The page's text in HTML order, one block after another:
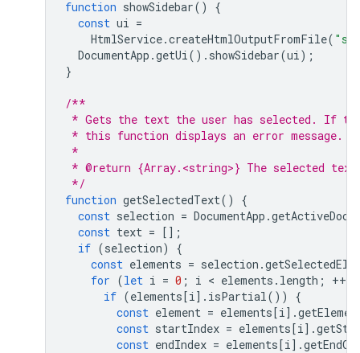
function showSidebar()
{
const ui =
HtmlService.createHtmlOutputFromFile(
DocumentApp .getUi(). showSidebar(ui);
}
/**
* Gets the text the user has selected. If
* this function displays an error message.
*
* @return {Array.<string>} The selected
*/
function getSelectedText()
{
const selection = DocumentApp .
const text = [];
if (selection)
{
const elements = selection .
for (let i = 0 ; i < elements . length ; ++
if (elements[i]. isPartial())
{
const element = elements[i].
const startIndex = elements[i].
const endIndex = elements[i].